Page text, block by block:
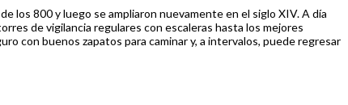
los 800 y luego se ampliaron nuevamente en el siglo XIV. A día
de vigilancia regulares con escaleras hasta los mejores
con buenos zapatos para caminar y, a intervalos, puede regresar